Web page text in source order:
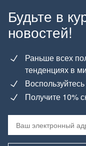
Будьте в
новостей!
Раньше всех
тенденциях в
Получите 10%